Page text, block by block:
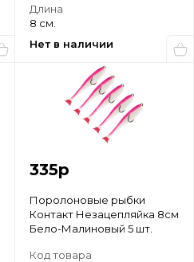
Длина
8 см.
Нет в наличии
335р
Поролоновые рыбки
Контакт Незацепляйка 8см
Бело-Малиновый 5 шт.
Код товара